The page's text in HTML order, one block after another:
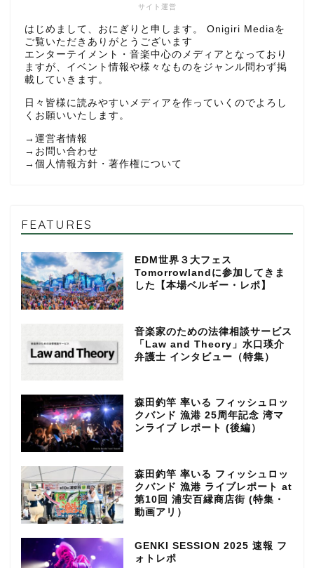
サイト運営
はじめまして、おにぎりと申します。 Onigiri Mediaを
ご覧いただきありがとうございます
エンターテイメント・音楽中心のメディアとなっており
ますが、イベント情報や様々なものをジャンル問わず掲
載していきます。
日々皆様に読みやすいメディアを作っていくのでよろし
くお願いいたします。
→ 運営者情報
→ お問い合わせ
→ 個人情報方針・著作権について
FEATURES
EDM世界３大フェス
Tomorrowlandに参加してきま
した【本場ベルギー・レポ】
音楽家のための法律相談サービス
「Law and Theory」水口瑛介
弁護士 インタビュー（特集）
森田釣竿 率いる フィッシュロッ
クバンド 漁港 25周年記念 湾マ
ンライブ レポート (後編）
森田釣竿 率いる フィッシュロッ
クバンド 漁港 ライブレポート at
第10回 浦安百縁商店街 (特集・
動画アリ）
GENKI SESSION 2025 速報 フ
ォトレポ